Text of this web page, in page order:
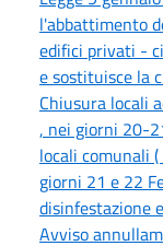
l'abbattimento
edifici privati -
e sostituisce la
Chiusura locali
, nei giorni 20-
locali comunali
giorni 21 e 22
disinfestazione
Avviso